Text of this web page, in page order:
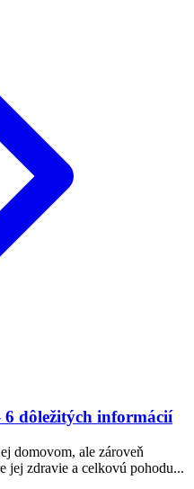
dôležitých informácií
domovom, ale zároveň
jej zdravie a celkovú pohodu...